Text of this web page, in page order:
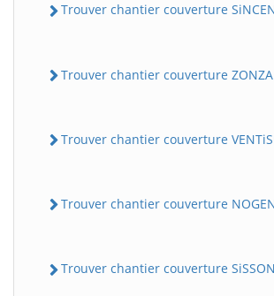
Trouver chantier couverture
Trouver chantier couverture ZONZA
Trouver chantier couverture
Trouver chantier couverture
Trouver chantier couverture